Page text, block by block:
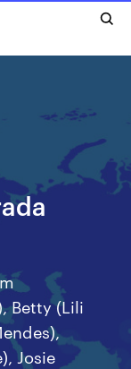
Betty (Lili
Josie